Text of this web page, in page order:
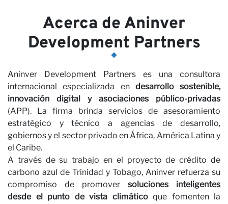
Acerca de Aninver
Development Partners
Aninver Development Partners es una consultora
internacional especializada en desarrollo sostenible,
innovación digital y asociaciones público-privadas
(APP). La firma brinda servicios de asesoramiento
estratégico y técnico a agencias de desarrollo,
gobiernos y el sector privado en África, América Latina y
el Caribe.
A través de su trabajo en el proyecto de crédito de
carbono azul de Trinidad y Tobago, Aninver refuerza su
compromiso de promover soluciones inteligentes
desde el punto de vista climáticoque fomenten la